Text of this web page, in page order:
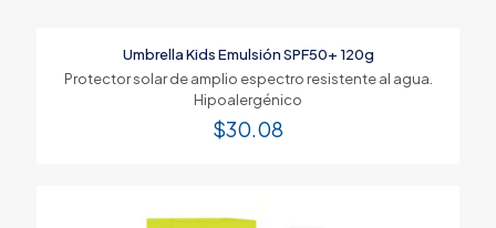
Umbrella Kids Emulsión SPF50+ 120g
Protector solar de amplio espectro resistente al agua.
Hipoalergénico
$30.08